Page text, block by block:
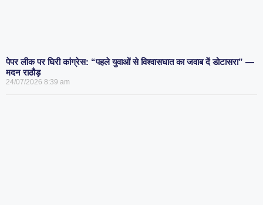
पेपर लीक पर घिरी कांग्रेस: “पहले युवाओं से विश्वासघात का जवाब दें डोटासरा” —
मदन राठौड़
24/07/2026 8:39 am